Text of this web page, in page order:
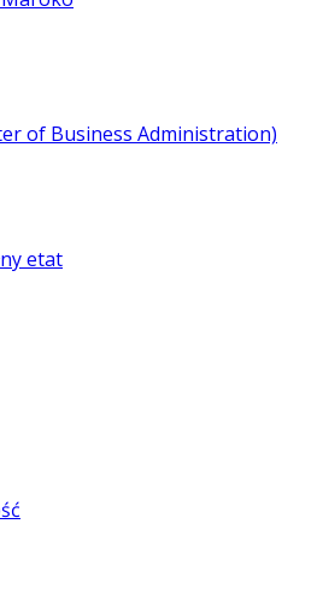
of Business Administration)
etat